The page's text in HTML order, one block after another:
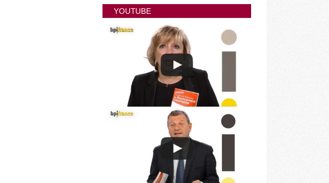
YOUTUBE